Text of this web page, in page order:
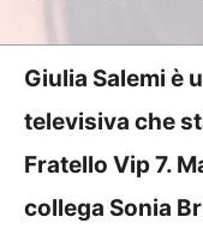
Giulia Salemi è
televisiva che
Fratello Vip 7.
collega Sonia